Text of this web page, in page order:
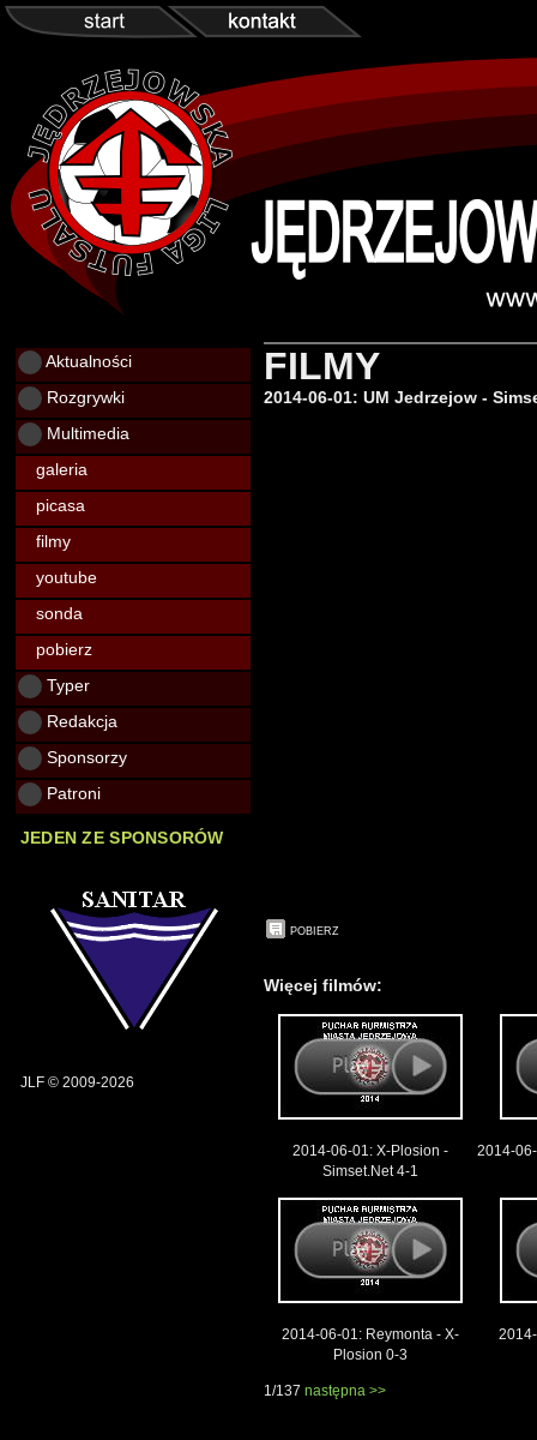
Aktualności
Rozgrywki
Multimedia
galeria
picasa
filmy
youtube
sonda
pobierz
Typer
Redakcja
Sponsorzy
Patroni
JEDEN ZE SPONSORÓW
JLF © 2009-2026
FILMY
2014-06-01: UM Jedrzejow -
POBIERZ
Więcej filmów:
2014-06-01: X-Plosion -
Simset.Net 4-1
2014-
2014-06-01: Reymonta - X-
Plosion 0-3
1/137 następna >>